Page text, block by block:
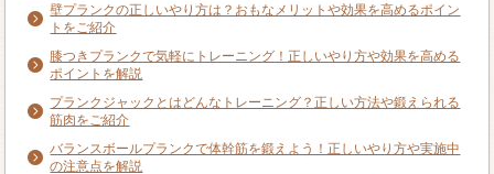
壁プランクの正しいやり方は？おもなメリットや効果を高めるポイン
トをご紹介
膝つきプランクで気軽にトレーニング！正しいやり方や効果を高める
ポイントを解説
プランクジャックとはどんなトレーニング？正しい方法や鍛えられる
筋肉をご紹介
バランスボールプランクで体幹筋を鍛えよう！正しいやり方や実施中
の注意点を解説